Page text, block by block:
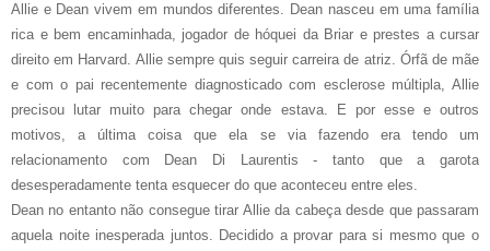
Allie e Dean vivem em mundos diferentes. Dean nasceu em uma família
rica e bem encaminhada, jogador de hóquei da Briar e prestes a cursar
direito em Harvard. Allie sempre quis seguir carreira de atriz. Órfã de mãe
e com o pai recentemente diagnosticado com esclerose múltipla, Allie
precisou lutar muito para chegar onde estava. E por esse e outros
motivos, a última coisa que ela se via fazendo era tendo um
relacionamento com Dean Di Laurentis - tanto que a garota
desesperadamente tenta esquecer do que aconteceu entre eles.
Dean no entanto não consegue tirar Allie da cabeça desde que passaram
aquela noite inesperada juntos. Decidido a provar para si mesmo que o